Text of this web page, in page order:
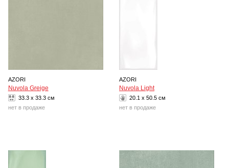
AZORI
Nuvola Greige
33.3 x 33.3 см
нет в продаже
AZORI
Nuvola Light
20.1 x 50.5 см
нет в продаже